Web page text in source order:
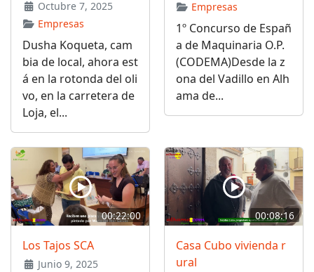
Octubre 7, 2025
Empresas
Dusha Koqueta, cam
bia de local, ahora est
á en la rotonda del oli
vo, en la carretera de
Loja, el...
Empresas
1º Concurso de Españ
a de Maquinaria O.P.
(CODEMA)Desde la z
ona del Vadillo en Alh
ama de...
00:22:00
Los Tajos SCA
Junio 9, 2025
00:08:16
Casa Cubo vivienda r
ural